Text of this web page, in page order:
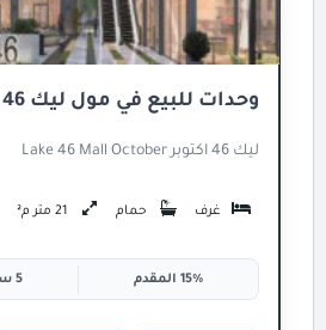
وحدات للبيع في مول ليك 46 اكتوبر
ليك 46 اكتوبر Lake 46 Mall October
غرف حمام 21 متر م²
15% المقدم 5 سنوات تقسيط